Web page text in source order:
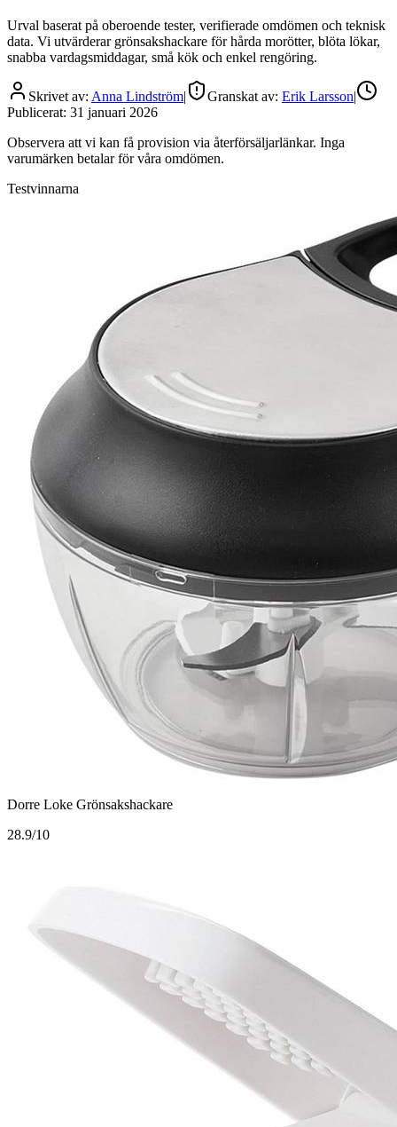
Urval baserat på oberoende tester, verifierade omdömen och teknisk
data. Vi utvärderar grönsakshackare för hårda morötter, blöta lökar,
snabba vardagsmiddagar, små kök och enkel rengöring.
Skrivet av: Anna Lindström| Granskat av: Erik Larsson|
Publicerat: 31 januari 2026
Observera att vi kan få provision via återförsäljarlänkar. Inga
varumärken betalar för våra omdömen.
Testvinnarna
Dorre Loke Grönsakshackare
28.9/10